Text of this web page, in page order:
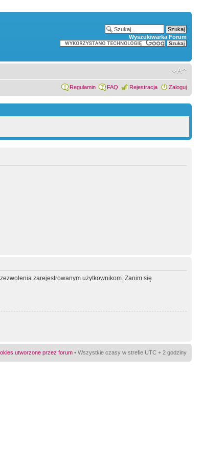
Wyszukiwarka Forum
Regulamin FAQ Rejestracja Zaloguj
zarejestrowanym użytkownikom. Zanim się
utworzone przez forum • Wszystkie czasy w strefie UTC + 2 godziny